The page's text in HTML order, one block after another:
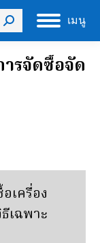
เมนู
รจัดซื้อจัด
เครื่อง
เฉพาะ